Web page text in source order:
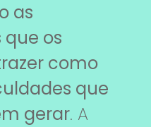
as
os
como
que
gerar. A